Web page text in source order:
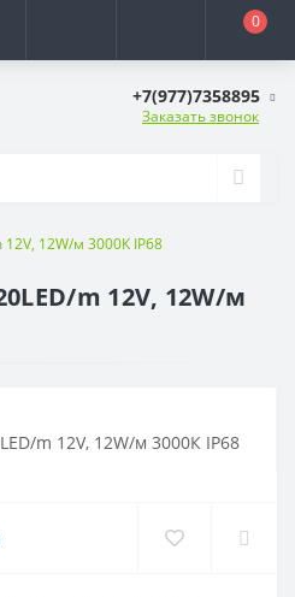
0
+7(977)7358895
Заказать звонок
12W/м 3000К IP68
m 12V, 12W/м